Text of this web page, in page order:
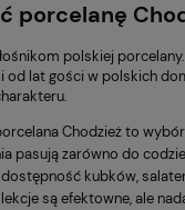
porcelanę
polskiej
lat gości w polskich
Chodzież to
pasują zarówno do
kubków,
są efektowne, ale